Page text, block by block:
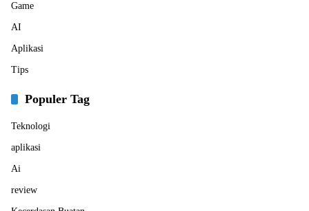
Game
AI
Aplikasi
Tips
Populer Tag
Teknologi
aplikasi
Ai
review